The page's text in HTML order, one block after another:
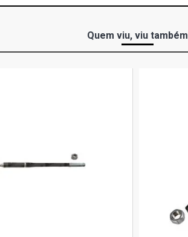
Quem viu, viu também